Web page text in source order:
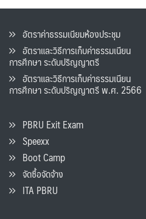
อัตราค่าธรรมเนียมห้องประชุม
อัตราและวิธีการเก็บค่าธรรมเนียน
การศึกษา ระดับปริญญาตรี
อัตราและวิธีการเก็บค่าธรรมเนียน
การศึกษา ระดับปริญญาตรี พ.ศ. 2566
PBRU Exit Exam
Speexx
Boot Camp
จัดซื้อจัดจ้าง
ITA PBRU